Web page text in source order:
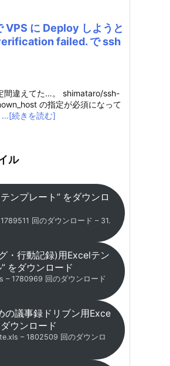
に Deploy しようと
failed. で ssh
間違えてた…。 shimataro/ssh-
の指定が必須になって
…[続きを読む]
ル
ンプレート” をダウンロ
回のダウンロード – 31.
・行動記録)用Excelテン
をダウンロード
– 1780969 回のダウンロード
の議事録ドリブン用Exce
ウンロード
– 1802509 回のダウンロ